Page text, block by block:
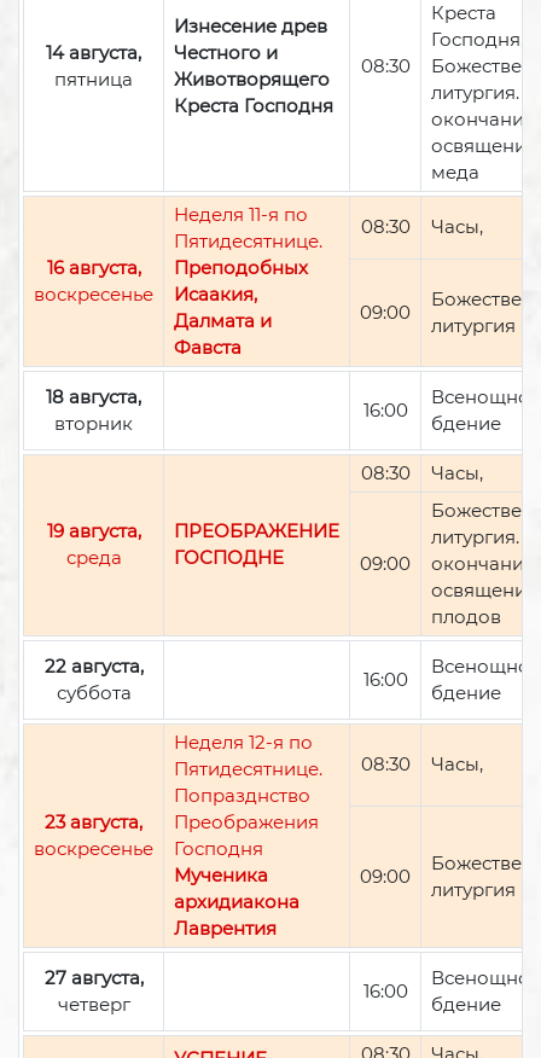
14 августа,
пятница
Изнесение древ
Честного и
Животворящего
Креста Господня
08:30
Креста
Господня,
литургия.
окончании
освящение
меда
16 августа,
воскресенье
Неделя 11-я по
Пятидесятнице.
Преподобных
Исаакия,
Далмата и
Фавста
08:30 Часы,
09:00
литургия
18 августа,
вторник
16:00
Всенощное
бдение
19 августа,
среда
ПРЕОБРАЖЕНИЕ
ГОСПОДНЕ
08:30 Часы,
09:00
литургия.
окончании
освящение
плодов
22 августа,
суббота
16:00
Всенощное
бдение
23 августа,
воскресенье
Неделя 12-я по
Пятидесятнице.
Попразднство
Преображения
Господня
Мученика
архидиакона
Лаврентия
08:30 Часы,
09:00
литургия
27 августа,
четверг
16:00
Всенощное
бдение